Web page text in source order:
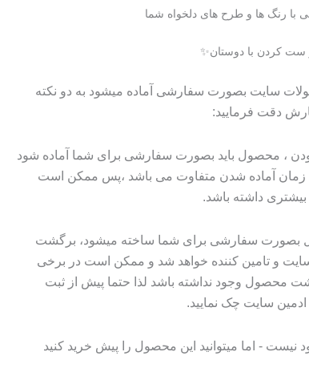
تومان۶۴۰۰۰.
با رنگ ها و طرح های دلخواه شما
ست کردن با دوستان✨️
سایت بصورت سفارشی آماده میشود به دو نکته
دقت فرمایید:
، محصول باید بصورت سفارشی برای شما آماده شود
زمان آماده شدن متفاوت می باشد ،پس ممکن است
بیشتری داشته باشد.
بصورت سفارشی برای شما ساخته میشود، برگشت
و تامین کننده خواهد شد و ممکن است در برخی
محصول وجود نداشته باشد لذا حتما پیش از ثبت
سایت چک نمایید.
نیست - اما میتوانید این محصول را پیش خرید کنید